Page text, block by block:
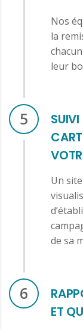
Nos
la
leur
5
SUIVI
Un
de sa
6
ET